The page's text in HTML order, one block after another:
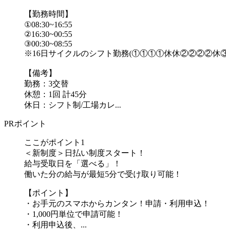
【勤務時間】
①08:30~16:55
②16:30~00:55
③00:30~08:55
※16日サイクルのシフト勤務(①①①①休休②②②②
【備考】
勤務：3交替
休憩：1回 計45分
休日：シフト制/工場カレ...
PRポイント
ここがポイント1
＜新制度＞日払い制度スタート！
給与受取日を「選べる」！
働いた分の給与が最短5分で受け取り可能！
【ポイント】
・お手元のスマホからカンタン！申請・利用申込！
・1,000円単位で申請可能！
・利用申込後、...